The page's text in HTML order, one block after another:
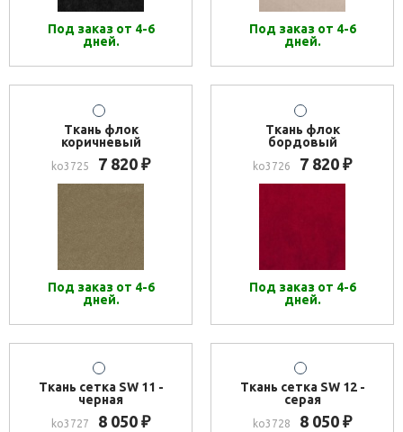
Под заказ от 4-6
дней.
Под заказ от 4-6
дней.
Ткань флок
коричневый
ko3725 7 820 ₽
Под заказ от 4-6
дней.
Ткань флок
бордовый
ko3726 7 820 ₽
Под заказ от 4-6
дней.
Ткань сетка SW 11 -
черная
ko3727 8 050 ₽
Ткань сетка SW 12 -
серая
ko3728 8 050 ₽